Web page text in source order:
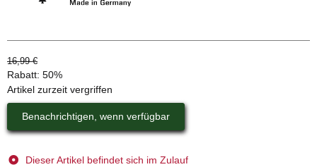
16,99 €
Rabatt: 50%
Artikel zurzeit vergriffen
Benachrichtigen, wenn verfügbar
Dieser Artikel befindet sich im Zulauf